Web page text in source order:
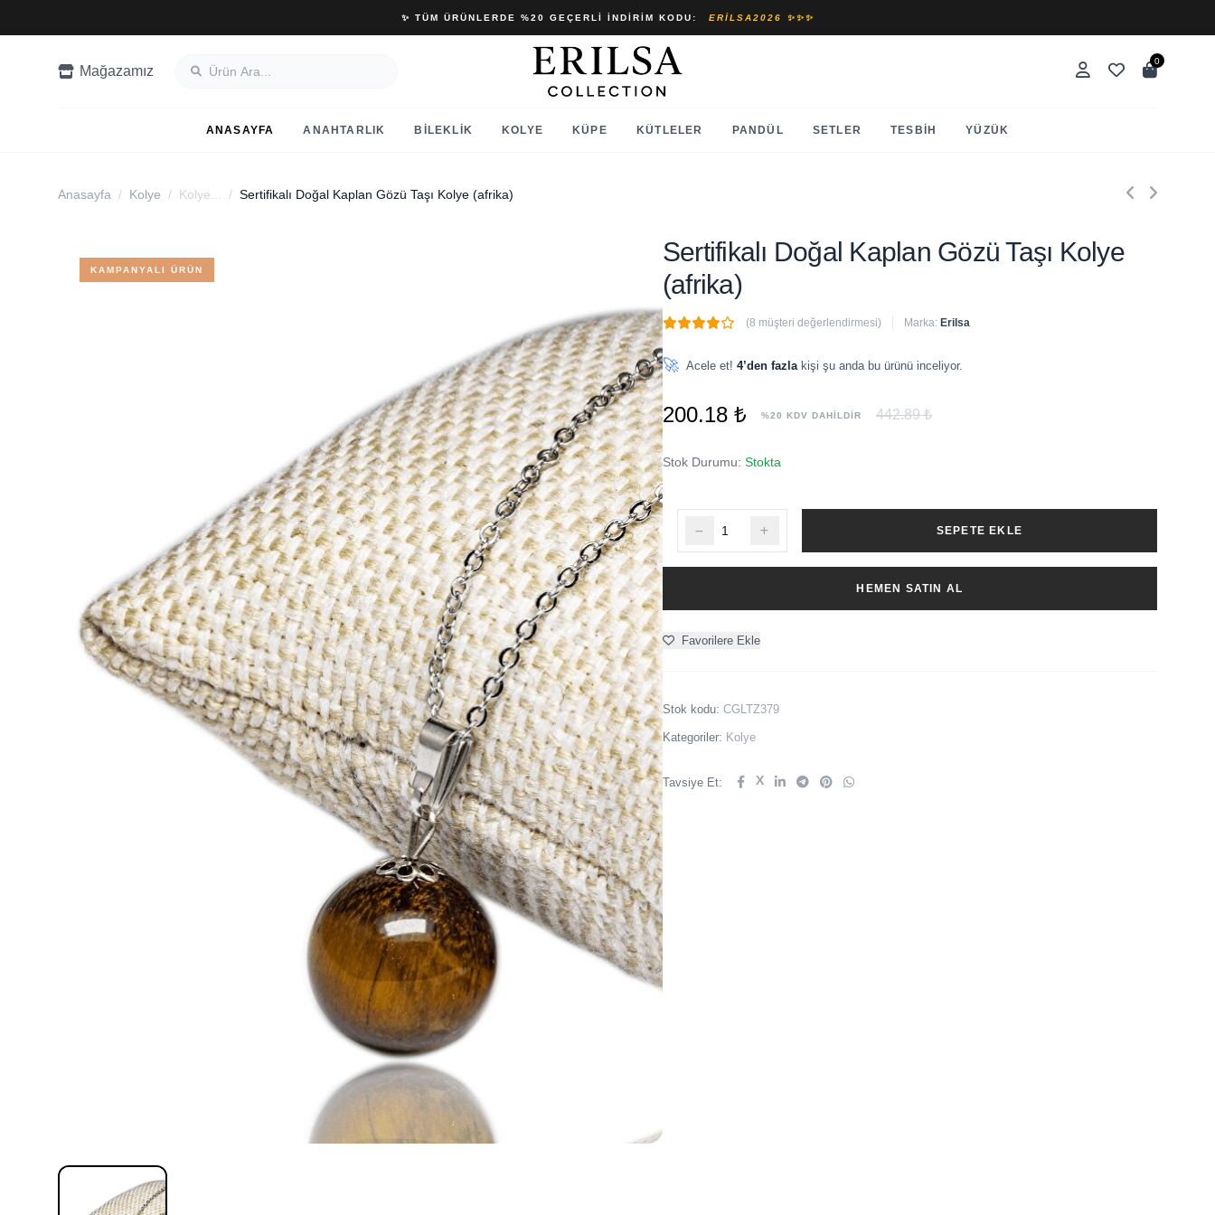
✨ TÜM ÜRÜNLERDE %20 GEÇERLI İNDIRIM KODU: ERILSA2026 ✨✨✨
Mağazamız
0
ANASAYFA ANAHTARLIK BILEKLIK KOLYE KÜPE KÜTLELER PANDÜL SETLER TESBIH YÜZÜK
Anasayfa / Kolye / Kolye... / Sertifikalı Doğal Kaplan Gözü Taşı Kolye (afrika)
KAMPANYALI ÜRÜN
Sertifikalı Doğal Kaplan Gözü Taşı Kolye
(afrika)
(8 müşteri değerlendirmesi) Marka: Erilsa
🔥
🚀 Acele et! 4’den fazlakişi şu anda bu ürünü inceliyor.
200.18 ₺ %20 KDV DAHİLDİR 442.89 ₺
Stok Durumu: Stokta
SEPETE EKLE
HEMEN SATIN AL
Favorilere Ekle
Stok kodu: CGLTZ379
Kategoriler: Kolye
Tavsiye Et: X